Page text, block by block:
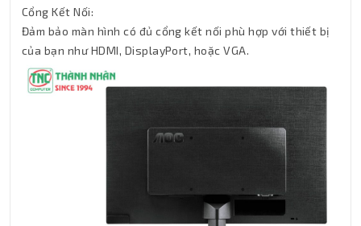
Cổng Kết Nối:
Đảm bảo màn hình có đủ cổng kết nối phù hợp với thiết bị
của bạn như HDMI, DisplayPort, hoặc VGA.